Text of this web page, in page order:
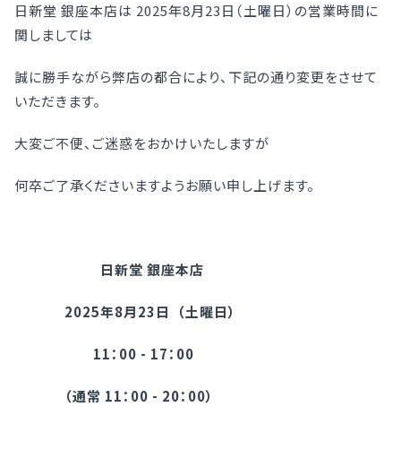
日新堂 銀座本店は 2025年8月23日（土曜日）の営業時間に
関しましては
誠に勝手ながら弊店の都合により、下記の通り変更をさせて
いただきます。
大変ご不便、ご迷惑をおかけいたしますが
何卒ご了承くださいますようお願い申し上げます。
日新堂 銀座本店
2025年8月23日 （土曜日）
11：00 - 17：00
（通常 11：00 - 20：00）